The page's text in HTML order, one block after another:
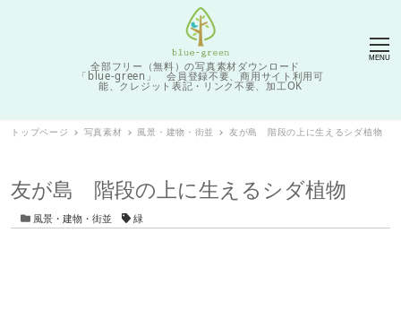
全部フリー（無料）の写真素材ダウンロード
「blue-green」 会員登録不要、商用サイト利用可
能、クレジット表記・リンク不要、加工OK
MENU
トップページ 写真素材 風景・建物・街並 友が島 階段の上に生えるシダ植物
友が島 階段の上に生えるシダ植物
カテゴリー
風景・建物・街並 タグ
緑